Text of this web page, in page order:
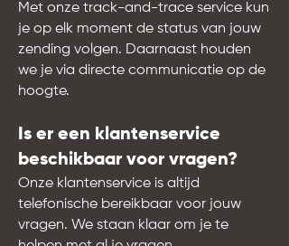
Met onze track-and-trace service kun
je op elk moment de status van jouw
zending volgen. Daarnaast houden
we je via directe communicatie op de
hoogte.
Is er een klantenservice
beschikbaar voor vragen?
Onze klantenservice is altijd
telefonische bereikbaar voor jouw
vragen. We staan klaar om je te